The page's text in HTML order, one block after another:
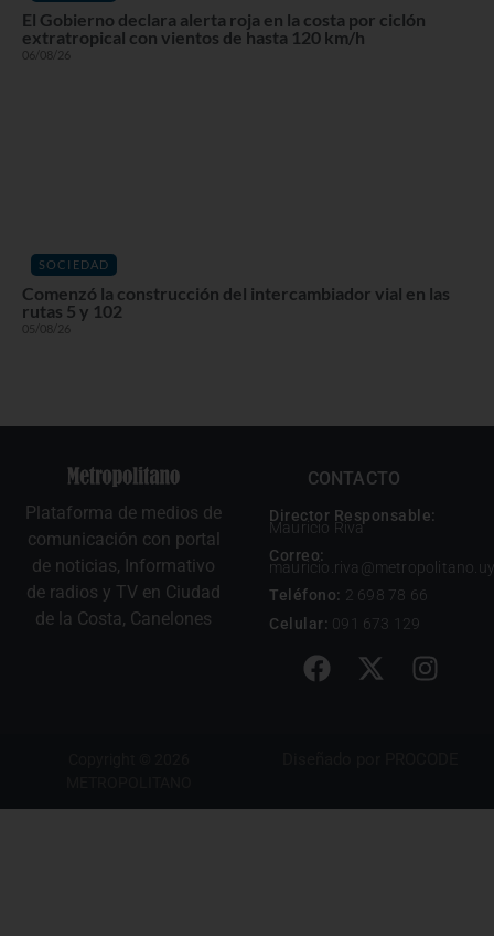
El Gobierno declara alerta roja en la costa por ciclón
extratropical con vientos de hasta 120 km/h
06/08/26
SOCIEDAD
Comenzó la construcción del intercambiador vial en las
rutas 5 y 102
05/08/26
Plataforma de medios de
comunicación con portal
de noticias, Informativo
de radios y TV en Ciudad
de la Costa, Canelones
CONTACTO
Director Responsable:
Mauricio Riva
Correo:
mauricio.riva@metropolitano.uy
Teléfono: 2 698 78 66
Celular: 091 673 129